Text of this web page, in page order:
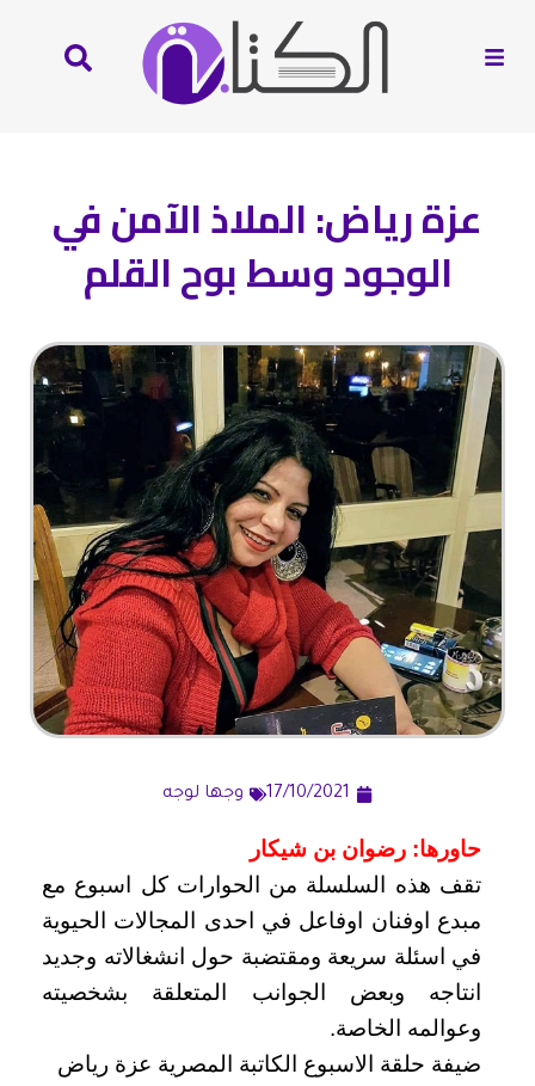
عزة رياض: الملاذ الآمن في
الوجود وسط بوح القلم
17/10/2021 وجها لوجه
حاورها: رضوان بن شيكار
تقف هذه السلسلة من الحوارات كل اسبوع مع
مبدع اوفنان اوفاعل في احدى المجالات الحيوية
في اسئلة سريعة ومقتضبة حول انشغالاته وجديد
انتاجه وبعض الجوانب المتعلقة بشخصيته
وعوالمه الخاصة.
ضيفة حلقة الاسبوع الكاتبة المصرية عزة رياض